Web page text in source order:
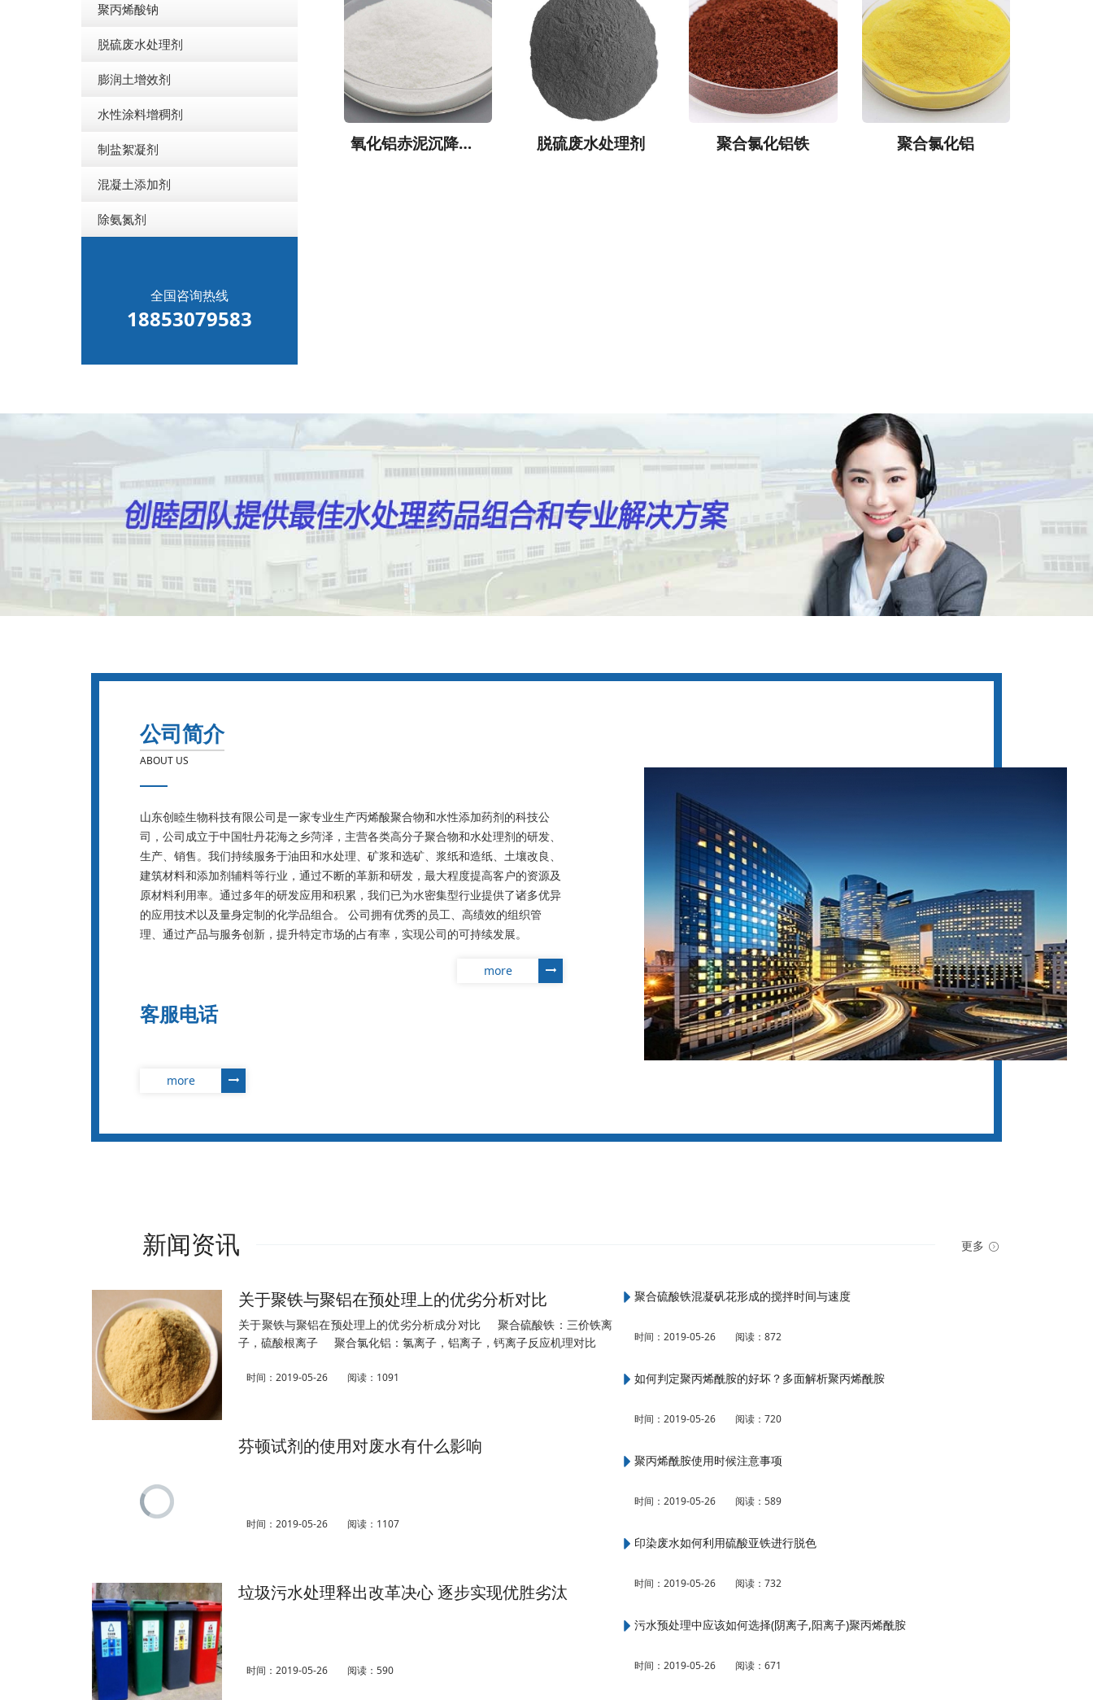
聚丙烯酸钠
脱硫废水处理剂
膨润土增效剂
水性涂料增稠剂
制盐絮凝剂
混凝土添加剂
除氨氮剂
全国咨询热线
18853079583
氧化铝赤泥沉降絮凝剂 脱硫废水处理剂 聚合氯化铝铁 聚合氯化铝
公司简介
ABOUT US
山东创睦生物科技有限公司是一家专业生产丙烯酸聚合物和水性添加药剂的科技公
司，公司成立于中国牡丹花海之乡菏泽，主营各类高分子聚合物和水处理剂的研发、
生产、销售。我们持续服务于油田和水处理、矿浆和选矿、浆纸和造纸、土壤改良、
建筑材料和添加剂辅料等行业，通过不断的革新和研发，最大程度提高客户的资源及
原材料利用率。通过多年的研发应用和积累，我们已为水密集型行业提供了诸多优异
的应用技术以及量身定制的化学品组合。 公司拥有优秀的员工、高绩效的组织管
理、通过产品与服务创新，提升特定市场的占有率，实现公司的可持续发展。
more
客服电话
more
新闻资讯 更多
关于聚铁与聚铝在预处理上的优劣分析对比
关于聚铁与聚铝在预处理上的优劣分析成分对比 聚合硫酸铁：三价铁离
子，硫酸根离子 聚合氯化铝：氯离子，铝离子，钙离子反应机理对比
产生的矾花为黄色，絮团一般，沉淀速度快。
时间：2019-05-26 阅读： 1091
芬顿试剂的使用对废水有什么影响
时间：2019-05-26 阅读： 1107
垃圾污水处理释出改革决心 逐步实现优胜劣汰
时间：2019-05-26 阅读：590
聚合硫酸铁混凝矾花形成的搅拌时间与速度
时间：2019-05-26 阅读：872
如何判定聚丙烯酰胺的好坏？多面解析聚丙烯酰胺
时间：2019-05-26 阅读：720
聚丙烯酰胺使用时候注意事项
时间：2019-05-26 阅读：589
印染废水如何利用硫酸亚铁进行脱色
时间：2019-05-26 阅读：732
污水预处理中应该如何选择(阴离子,阳离子)聚丙烯酰胺
时间：2019-05-26 阅读：671